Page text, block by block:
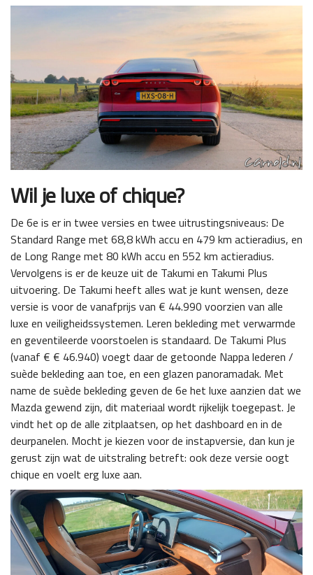
Wil je luxe of chique?
De 6e is er in twee versies en twee uitrustingsniveaus: De
Standard Range met 68,8 kWh accu en 479 km actieradius, en
de Long Range met 80 kWh accu en 552 km actieradius.
Vervolgens is er de keuze uit de Takumi en Takumi Plus
uitvoering. De Takumi heeft alles wat je kunt wensen, deze
versie is voor de vanafprijs van € 44.990 voorzien van alle
luxe en veiligheidssystemen. Leren bekleding met verwarmde
en geventileerde voorstoelen is standaard. De Takumi Plus
(vanaf € € 46.940) voegt daar de getoonde Nappa lederen /
suède bekleding aan toe, en een glazen panoramadak. Met
name de suède bekleding geven de 6e het luxe aanzien dat we
Mazda gewend zijn, dit materiaal wordt rijkelijk toegepast. Je
vindt het op de alle zitplaatsen, op het dashboard en in de
deurpanelen. Mocht je kiezen voor de instapversie, dan kun je
gerust zijn wat de uitstraling betreft: ook deze versie oogt
chique en voelt erg luxe aan.